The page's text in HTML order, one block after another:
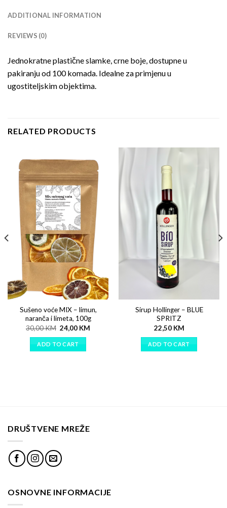
ADDITIONAL INFORMATION
REVIEWS (0)
Jednokratne plastične slamke, crne boje, dostupne u
pakiranju od 100 komada. Idealne za primjenu u
ugostiteljskim objektima.
RELATED PRODUCTS
Sušeno voće MIX – limun,
naranča i limeta, 100g
30,00KM 24,00 KM
ADD TO CART
Sirup Hollinger – BLUE
SPRITZ
22,50 KM
ADD TO CART
DRUŠTVENE MREŽE
OSNOVNE INFORMACIJE